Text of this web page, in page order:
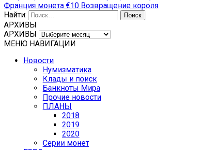
Франция монета €10 Возвращение короля
Найти:
АРХИВЫ
АРХИВЫ
МЕНЮ НАВИГАЦИИ
Новости
Нумизматика
Клады и поиск
Банкноты Мира
Прочие новости
ПЛАНЫ
2018
2019
2020
Серии монет